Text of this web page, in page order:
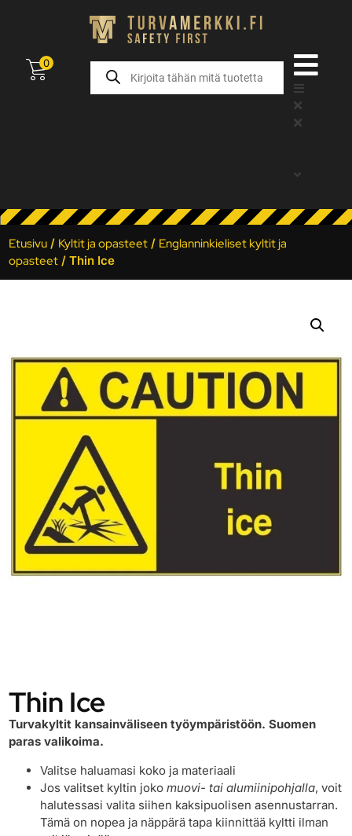
0
Etusivu / Kyltit ja opasteet / Englanninkieliset kyltit ja
opasteet / Thin Ice
Thin Ice
Turvakyltit kansainväliseen työympäristöön. Suomen
paras valikoima.
Valitse haluamasi koko ja materiaali
Jos valitset kyltin jokomuovi- tai alumiinipohjalla, voit
halutessasi valita siihen kaksipuolisen asennustarran.
Tämä on nopea ja näppärä tapa kiinnittää kyltti ilman